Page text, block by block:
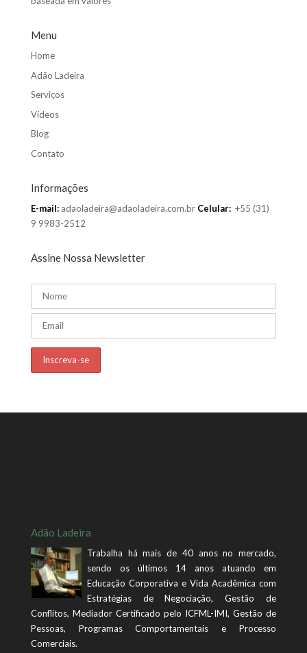
Menu
Home
Adão Ladeira
Serviços
Vídeos
Blog
Contato
Informações
E-mail: adaoladeira@adaoladeira.com.br Celular: +55 (31)
9 9983-2512
Assine Nossa Newsletter
Adão Ladeira
Trabalha há mais de 40 anos no mercado,
sendo os últimos 14 anos atuando em
Educação Corporativa e Vida Acadêmica com
Estratégias de Negociação, Gestão de
Conflitos, Mediador Certificado pelo ICFML-IMI, Gestão de
Pessoas, Programas Comportamentais e Processo
Comerciais.